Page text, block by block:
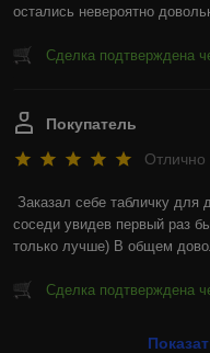
остались невероятно
Сделка подтверждена
Покупатель
Отлично
Заказал себе табличку для
соседи увидев первый раз
только лучше) В общем
Сделка подтверждена